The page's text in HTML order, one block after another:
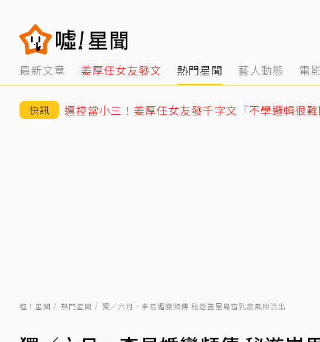
最新文章 姜厚任女友發文 熱門星聞 藝人動態 電
快訊
噓！星聞 熱門星聞 獨／六月、李易婚變頻傳 秘遊峇里島雪乳放風照流出